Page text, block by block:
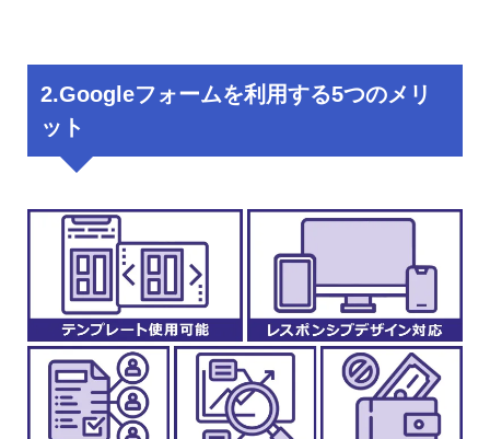
2.Googleフォームを利用する5つのメリ
ット